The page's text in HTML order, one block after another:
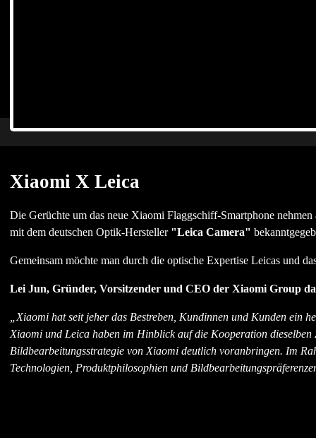
Xiaomi X Leica
Die Gerüchte um das neue Xiaomi Flaggschiff-Smartphone
mit dem deutschen Optik-Hersteller "Leica Camera"
Gemeinsam möchte man durch die optische Expertise Leicas und
Lei Jun, Gründer, Vorsitzender und CEO der Xiaomi Group
„Xiaomi hat seit jeher das Bestreben, Kundinnen und Kunden ein
Xiaomi und Leica haben im Hinblick auf die Kooperation
Bildbearbeitungsstrategie von Xiaomi deutlich voranbringen. Im
Technologien, Produktphilosophien und